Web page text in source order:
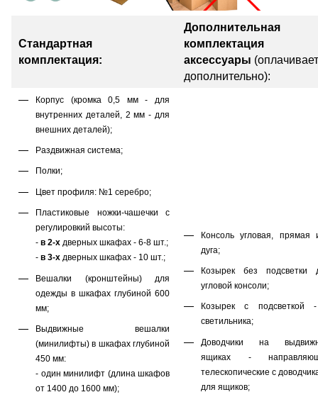
Стандартная
комплектация:
Дополнительная
комплектация
аксессуары
дополнительно):
Корпус (кромка 0,5 мм - для
внутренних деталей, 2 мм - для
внешних деталей);
Раздвижная система;
Полки;
Цвет профиля: №1 серебро;
Пластиковые ножки-чашечки с
регулировкий высоты:
- в 2-х дверных шкафах - 6-8 шт.;
- в 3-х дверных шкафах - 10 шт.;
Вешалки (кронштейны) для
одежды в шкафах глубиной 600
мм;
Выдвижные вешалки
(минилифты) в шкафах глубиной
450 мм:
- один минилифт (длина шкафов
от 1400 до 1600 мм);
Консоль угловая, прямая
дуга;
Козырек без подсветки
угловой консоли;
Козырек с подсветкой
светильника;
Доводчики на
ящиках -
телескопические с
для ящиков;